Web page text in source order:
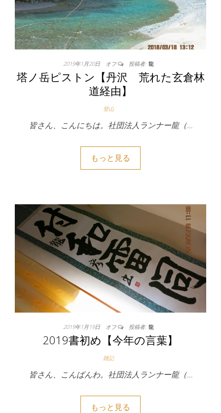
2019年1月20日 オフ 投稿者: 龍
塔ノ岳ピストン【丹沢 荒れた玄倉林
道経由】
登山
皆さん、こんにちは。社団法人ランナー龍（…
もっと見る
2019年1月19日 オフ 投稿者: 龍
2019書初め【今年の言葉】
雑記
皆さん、こんばんわ。社団法人ランナー龍（…
もっと見る